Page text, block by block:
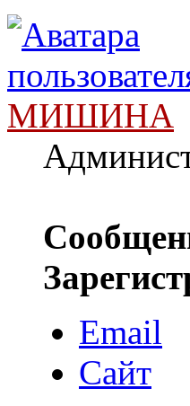
МИШИНА
Email
Сайт